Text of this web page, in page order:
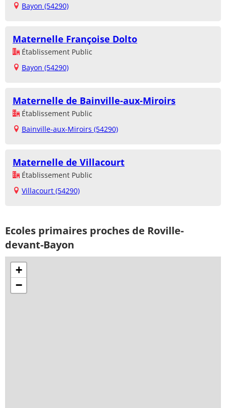
Bayon (54290)
Maternelle Françoise Dolto
Établissement Public
Bayon (54290)
Maternelle de Bainville-aux-Miroirs
Établissement Public
Bainville-aux-Miroirs (54290)
Maternelle de Villacourt
Établissement Public
Villacourt (54290)
Ecoles primaires proches de Roville-
devant-Bayon
+
−